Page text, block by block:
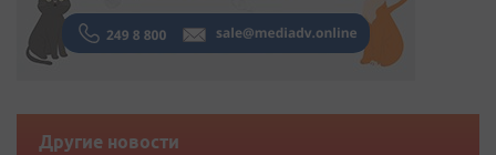
Другие новости